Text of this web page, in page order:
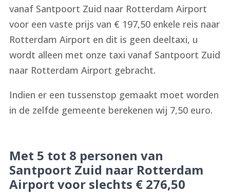
vanaf Santpoort Zuid naar Rotterdam Airport
voor een vaste prijs van € 197,50 enkele reis naar
Rotterdam Airport en dit is geen deeltaxi, u
wordt alleen met onze taxi vanaf Santpoort Zuid
naar Rotterdam Airport gebracht.
Indien er een tussenstop gemaakt moet worden
in de zelfde gemeente berekenen wij 7,50 euro.
Met 5 tot 8 personen van
Santpoort Zuid naar Rotterdam
Airport voor slechts € 276,50